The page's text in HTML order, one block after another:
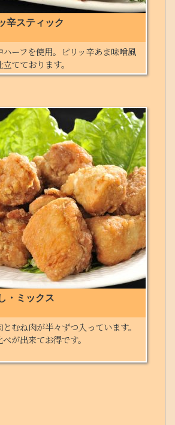
辛スティック
ハーフを使用。ピリッ辛あま味噌風
てております。
・ミックス
むね肉が半々ずつ入っています。
が出来てお得です。